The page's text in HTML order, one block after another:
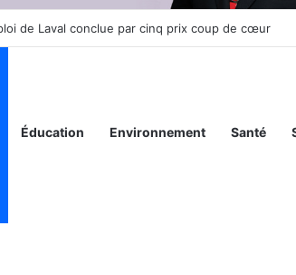
sa cinquième édition de sa marche annuelle à
Éducation Environnement Santé